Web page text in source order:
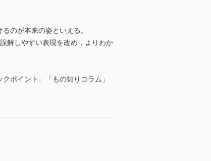
のが本来の姿といえる。
解しやすい表現を改め，よりわか
ポイント」「もの知りコラム」